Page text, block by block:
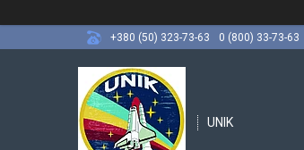
+380 (50) 323-73-63
0 (800) 33-73-63
UNIK